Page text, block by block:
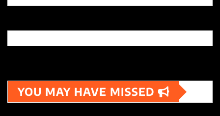
YOU MAY HAVE MISSED